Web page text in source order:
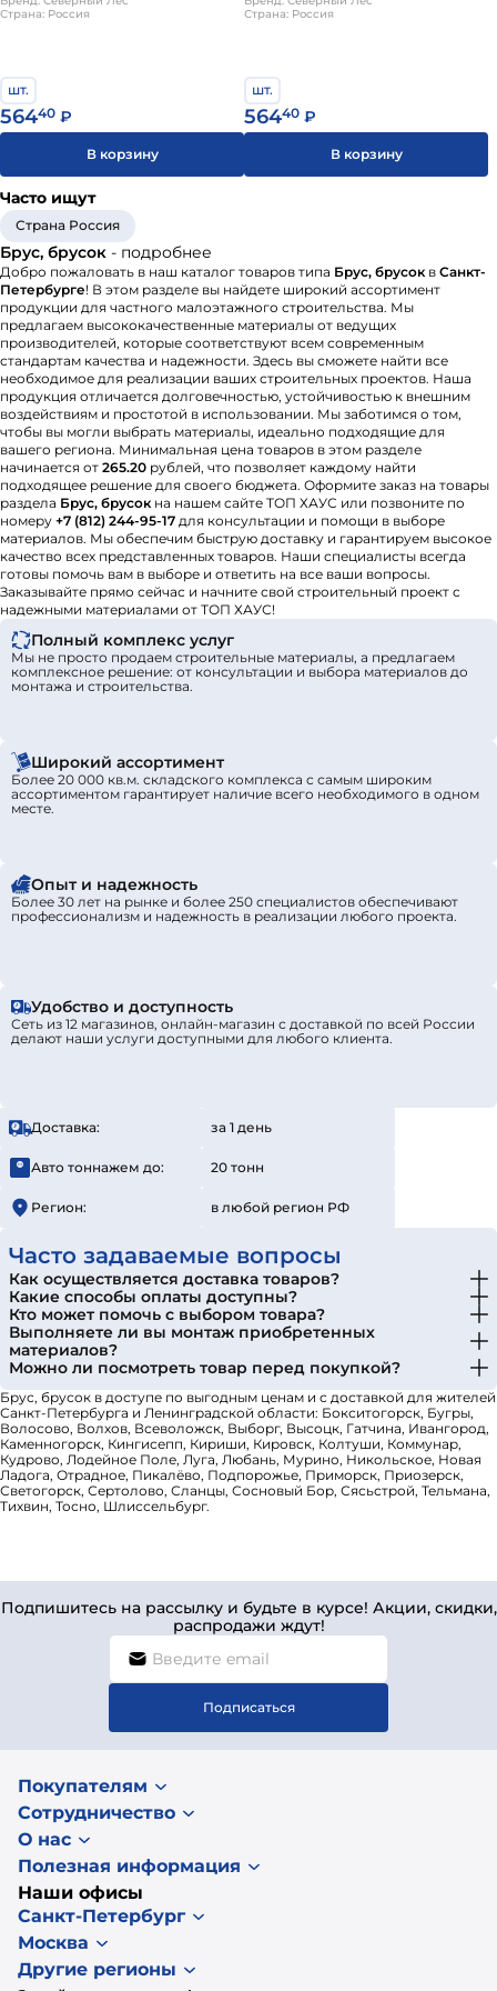
обрешётки — брусок 40×50 или 50×50 мм. Перед
монтажом древесину обрабатывают антисептиком и
антипиреном. Сухой брус монтируют сразу,
естественной влажности выдерживают до полугода.
Между венцами прокладывают утеплитель. Не
используйте без пропитки в местах контакта с грунтом.
Храните штабелями на подкладках, с зазорами для
вентиляции, под навесом.
Страна: Россия
шт.
56440 ₽
В корзину
Страна: Россия
шт.
56440 ₽
В корзину
Часто ищут
Страна Россия
Брус, брусок - подробнее
Добро пожаловать в наш каталог товаров типа Брус, брусок в Санкт-
Петербурге! В этом разделе вы найдете широкий ассортимент
продукции для частного малоэтажного строительства. Мы
предлагаем высококачественные материалы от ведущих
производителей, которые соответствуют всем современным
стандартам качества и надежности. Здесь вы сможете найти все
необходимое для реализации ваших строительных проектов. Наша
продукция отличается долговечностью, устойчивостью к внешним
воздействиям и простотой в использовании. Мы заботимся о том,
чтобы вы могли выбрать материалы, идеально подходящие для
вашего региона. Минимальная цена товаров в этом разделе
начинается от 265.20 рублей, что позволяет каждому найти
подходящее решение для своего бюджета. Оформите заказ на товары
раздела Брус, брусок на нашем сайте ТОП ХАУС или позвоните по
номеру +7 (812) 244-95-17 для консультации и помощи в выборе
материалов. Мы обеспечим быструю доставку и гарантируем высокое
качество всех представленных товаров. Наши специалисты всегда
готовы помочь вам в выборе и ответить на все ваши вопросы.
Заказывайте прямо сейчас и начните свой строительный проект с
надежными материалами от ТОП ХАУС!
Полный комплекс услуг
Мы не просто продаем строительные материалы, а предлагаем
комплексное решение: от консультации и выбора материалов до
монтажа и строительства.
Широкий ассортимент
Более 20 000 кв.м. складского комплекса с самым широким
ассортиментом гарантирует наличие всего необходимого в одном
месте.
Опыт и надежность
Более 30 лет на рынке и более 250 специалистов обеспечивают
профессионализм и надежность в реализации любого проекта.
Удобство и доступность
Сеть из 12 магазинов, онлайн-магазин с доставкой по всей России
делают наши услуги доступными для любого клиента.
Доставка: за 1 день
Авто тоннажем до: 20 тонн
Регион: в любой регион РФ
Часто задаваемые вопросы
Как осуществляется доставка товаров?
Какие способы оплаты доступны?
Кто может помочь с выбором товара?
Выполняете ли вы монтаж приобретенных
материалов?
Можно ли посмотреть товар перед покупкой?
Брус, брусок в доступе по выгодным ценам и с доставкой для жителей
Санкт-Петербурга и Ленинградской области: Бокситогорск, Бугры,
Волосово, Волхов, Всеволожск, Выборг, Высоцк, Гатчина, Ивангород,
Каменногорск, Кингисепп, Кириши, Кировск, Колтуши, Коммунар,
Кудрово, Лодейное Поле, Луга, Любань, Мурино, Никольское, Новая
Ладога, Отрадное, Пикалёво, Подпорожье, Приморск, Приозерск,
Светогорск, Сертолово, Сланцы, Сосновый Бор, Сясьстрой, Тельмана,
Тихвин, Тосно, Шлиссельбург.
Подпишитесь на рассылку и будьте в курсе! Акции, скидки,
распродажи ждут!
Подписаться
Покупателям
Сотрудничество
О нас
Полезная информация
Наши офисы
Санкт-Петербург
Москва
Другие регионы